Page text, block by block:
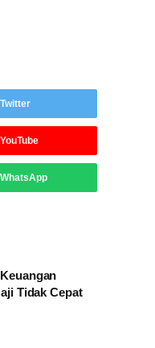
Twitter
YouTube
WhatsApp
Tidak Cepat